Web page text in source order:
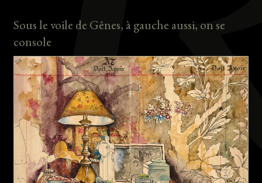
Sous le voile de Gênes, à gauche aussi, on se
console